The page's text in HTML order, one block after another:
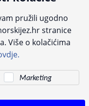
osigurati što preciznije
možemo garantirati potpunu
ili e-maila:info@morskijez.hr
pružili ugodno
stranice
Više o kolačićima
Marketing